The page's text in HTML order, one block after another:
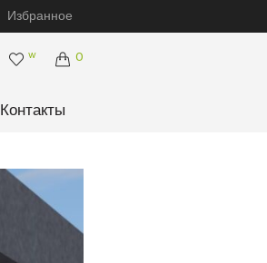
Избранное
0
w
Контакты